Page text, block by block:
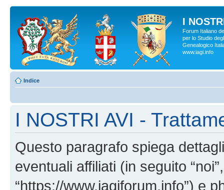
I
Forum Italiano
per lo Studio
Genealogico
www.iagi.info
Indice
I NOSTRI AVI -
Questo paragrafo spiega
eventuali affiliati (in seguito
“https://www.iagiforum.info”) e